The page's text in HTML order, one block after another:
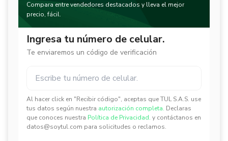
Compara entre vendedores destacados y lleva el mejor
precio, fácil.
Ingresa tu número de celular.
Te enviaremos un código de verificación
Al hacer click en "Recibir código", aceptas que TUL S.A.S. use
tus datos según nuestra autorización completa. Declaras
que conoces nuestra Política de Privacidad. y contáctanos en
datos@soytul.com para solicitudes o reclamos.